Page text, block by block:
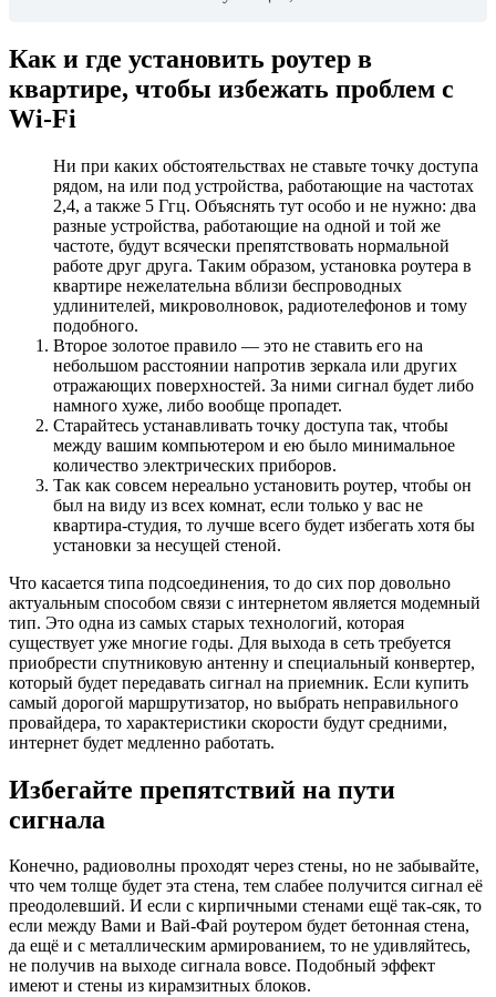
Как и где установить роутер в
квартире, чтобы избежать проблем с
Wi-Fi
Ни при каких обстоятельствах не ставьте точку доступа
рядом, на или под устройства, работающие на частотах
2,4, а также 5 Ггц. Объяснять тут особо и не нужно: два
разные устройства, работающие на одной и той же
частоте, будут всячески препятствовать нормальной
работе друг друга. Таким образом, установка роутера в
квартире нежелательна вблизи беспроводных
удлинителей, микроволновок, радиотелефонов и тому
подобного.
Второе золотое правило — это не ставить его на
небольшом расстоянии напротив зеркала или других
отражающих поверхностей. За ними сигнал будет либо
намного хуже, либо вообще пропадет.
Старайтесь устанавливать точку доступа так, чтобы
между вашим компьютером и ею было минимальное
количество электрических приборов.
Так как совсем нереально установить роутер, чтобы он
был на виду из всех комнат, если только у вас не
квартира-студия, то лучше всего будет избегать хотя бы
установки за несущей стеной.
Что касается типа подсоединения, то до сих пор довольно
актуальным способом связи с интернетом является модемный
тип. Это одна из самых старых технологий, которая
существует уже многие годы. Для выхода в сеть требуется
приобрести спутниковую антенну и специальный конвертер,
который будет передавать сигнал на приемник. Если купить
самый дорогой маршрутизатор, но выбрать неправильного
провайдера, то характеристики скорости будут средними,
интернет будет медленно работать.
Избегайте препятствий на пути
сигнала
Конечно, радиоволны проходят через стены, но не забывайте,
что чем толще будет эта стена, тем слабее получится сигнал её
преодолевший. И если с кирпичными стенами ещё так-сяк, то
если между Вами и Вай-Фай роутером будет бетонная стена,
да ещё и с металлическим армированием, то не удивляйтесь,
не получив на выходе сигнала вовсе. Подобный эффект
имеют и стены из кирамзитных блоков.